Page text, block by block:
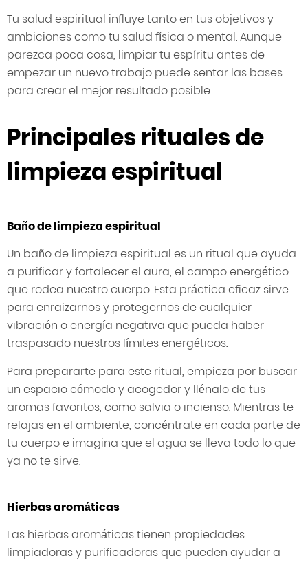
Tu salud espiritual influye tanto en tus objetivos y
ambiciones como tu salud física o mental. Aunque
parezca poca cosa, limpiar tu espíritu antes de
empezar un nuevo trabajo puede sentar las bases
para crear el mejor resultado posible.
Principales rituales de
limpieza espiritual
Baño de limpieza espiritual
Un baño de limpieza espiritual es un ritual que ayuda
a purificar y fortalecer el aura, el campo energético
que rodea nuestro cuerpo. Esta práctica eficaz sirve
para enraizarnos y protegernos de cualquier
vibración o energía negativa que pueda haber
traspasado nuestros límites energéticos.
Para prepararte para este ritual, empieza por buscar
un espacio cómodo y acogedor y llénalo de tus
aromas favoritos, como salvia o incienso. Mientras te
relajas en el ambiente, concéntrate en cada parte de
tu cuerpo e imagina que el agua se lleva todo lo que
ya no te sirve.
Hierbas aromáticas
Las hierbas aromáticas tienen propiedades
limpiadoras y purificadoras que pueden ayudar a